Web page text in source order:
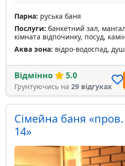
Парна: руська баня
Послуги: банкетний зал,
кімната відпочинку, посуд,
Аква зона: відро-водоспад,
Відмінно 5.0
Грунтуючись на 29 відгуках
Сімейна баня
14»